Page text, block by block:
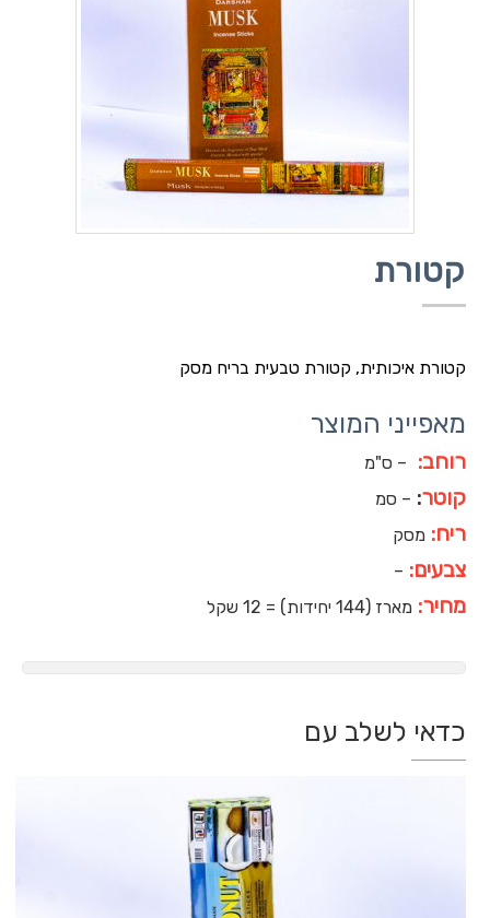
קטורת
קטורת איכותית, קטורת טבעית בריח מסק
מאפייני המוצר
רוחב: – ס"מ
קוטר: – סמ
ריח: מסק
צבעים: –
מחיר: מארז (144 יחידות) = 12 שקל
כדאי לשלב עם